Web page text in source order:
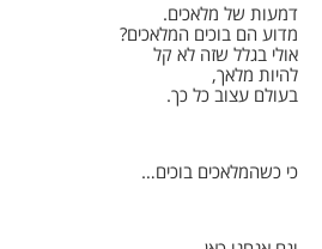
דמעות של מלאכים.
מדוע הם בוכים המלאכים?
אולי בגלל שזה לא קל
להיות מלאך,
בעולם עצוב כל כך.
כי כשהמלאכים בוכים…